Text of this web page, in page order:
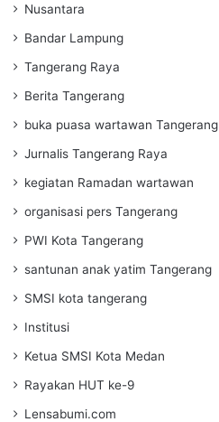
Nusantara
Bandar Lampung
Tangerang Raya
Berita Tangerang
buka puasa wartawan Tangerang
Jurnalis Tangerang Raya
kegiatan Ramadan wartawan
organisasi pers Tangerang
PWI Kota Tangerang
santunan anak yatim Tangerang
SMSI kota tangerang
Institusi
Ketua SMSI Kota Medan
Rayakan HUT ke-9
Lensabumi.com